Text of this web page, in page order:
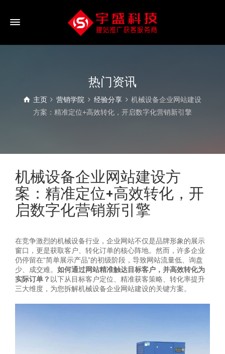
热门资讯
主页 营销学院 经验分享
机械设备企业网站建设
方案：精准定位+高效转化，开启数字化营销新引擎
机械设备企业网站建设方
案：精准定位+高效转化，开
启数字化营销新引擎
在竞争激烈的机械设备行业，企业网站不仅是品牌形象的展示
窗口，更是获取客户、转化订单的核心阵地。然而，许多企业
仍停留在“简单展示产品”的初级阶段，导致网站流量低、询盘
少、成交难。 如何通过网站精准触达目标客户，并高效转化为
实际订单？ 以下从目标客户定位、精准获客策略、转化率提升
三大维度，为您拆解机械设备企业网站建设的关键方案。